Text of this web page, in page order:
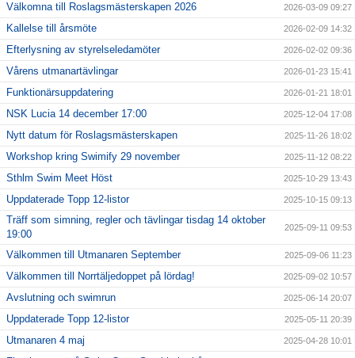
Välkomna till Roslagsmästerskapen 2026 2026-03-09 09:27
Kallelse till årsmöte 2026-02-09 14:32
Efterlysning av styrelseledamöter 2026-02-02 09:36
Vårens utmanartävlingar 2026-01-23 15:41
Funktionärsuppdatering 2026-01-21 18:01
NSK Lucia 14 december 17:00 2025-12-04 17:08
Nytt datum för Roslagsmästerskapen 2025-11-26 18:02
Workshop kring Swimify 29 november 2025-11-12 08:22
Sthlm Swim Meet Höst 2025-10-29 13:43
Uppdaterade Topp 12-listor 2025-10-15 09:13
Träff som simning, regler och tävlingar tisdag 14 oktober
19:00
2025-09-11 09:53
Välkommen till Utmanaren September 2025-09-06 11:23
Välkommen till Norrtäljedoppet på lördag! 2025-09-02 10:57
Avslutning och swimrun 2025-06-14 20:07
Uppdaterade Topp 12-listor 2025-05-11 20:39
Utmanaren 4 maj 2025-04-28 10:01